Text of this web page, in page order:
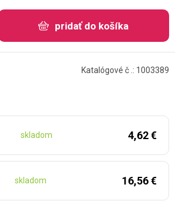
pridať do košíka
Katalógové č .: 1003389
skladom 4,62 €
skladom 16,56 €